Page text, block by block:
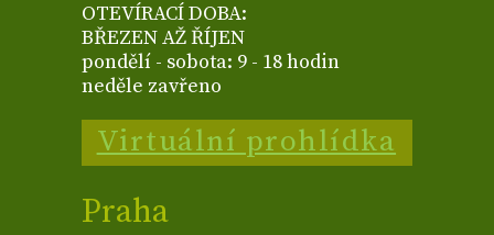
OTEVÍRACÍ DOBA:
BŘEZEN AŽ ŘÍJEN
pondělí - sobota: 9 - 18 hodin
neděle zavřeno
Virtuální prohlídka
Praha